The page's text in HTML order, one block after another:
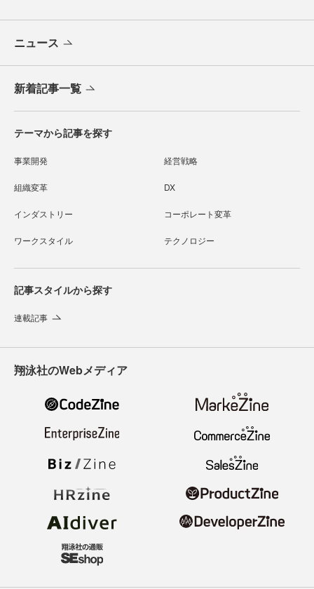
ニュース
新着記事一覧
テーマから記事を探す
事業開発 経営戦略
組織変革 DX
インダストリー コーポレート変革
ワークスタイル テクノロジー
記事スタイルから探す
連載記事
翔泳社のWebメディア